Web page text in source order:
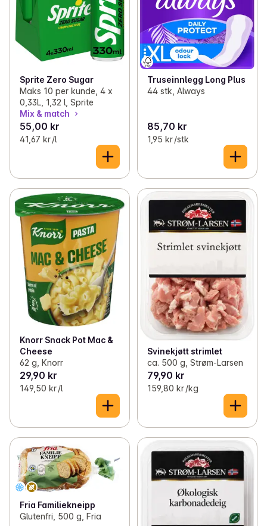
Sprite Zero Sugar
Maks 10 per kunde, 4 x
0,33L, 1,32 l, Sprite
Mix & match
55,00 kr
41,67 kr /l
Truseinnlegg Long Plus
44 stk, Always
85,70 kr
1,95 kr /stk
Knorr Snack Pot Mac &
Cheese
62 g, Knorr
29,90 kr
149,50 kr /l
Svinekjøtt strimlet
ca. 500 g, Strøm-Larsen
79,90 kr
159,80 kr /kg
Fria Familiekneipp
Glutenfri, 500 g, Fria